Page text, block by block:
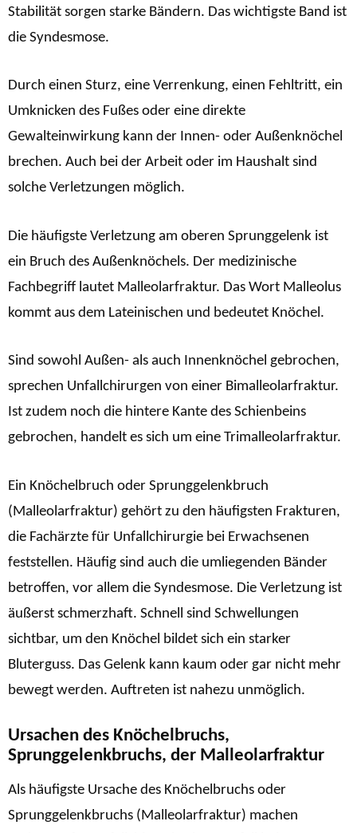
Stabilität sorgen starke Bändern. Das wichtigste Band ist
die Syndesmose.
Durch einen Sturz, eine Verrenkung, einen Fehltritt, ein
Umknicken des Fußes oder eine direkte
Gewalteinwirkung kann der Innen- oder Außenknöchel
brechen. Auch bei der Arbeit oder im Haushalt sind
solche Verletzungen möglich.
Die häufigste Verletzung am oberen Sprunggelenk ist
ein Bruch des Außenknöchels. Der medizinische
Fachbegriff lautet Malleolarfraktur. Das Wort Malleolus
kommt aus dem Lateinischen und bedeutet Knöchel.
Sind sowohl Außen- als auch Innenknöchel gebrochen,
sprechen Unfallchirurgen von einer Bimalleolarfraktur.
Ist zudem noch die hintere Kante des Schienbeins
gebrochen, handelt es sich um eine Trimalleolarfraktur.
Ein Knöchelbruch oder Sprunggelenkbruch
(Malleolarfraktur) gehört zu den häufigsten Frakturen,
die Fachärzte für Unfallchirurgie bei Erwachsenen
feststellen. Häufig sind auch die umliegenden Bänder
betroffen, vor allem die Syndesmose. Die Verletzung ist
äußerst schmerzhaft. Schnell sind Schwellungen
sichtbar, um den Knöchel bildet sich ein starker
Bluterguss. Das Gelenk kann kaum oder gar nicht mehr
bewegt werden. Auftreten ist nahezu unmöglich.
Ursachen des Knöchelbruchs,
Sprunggelenkbruchs, der Malleolarfraktur
Als häufigste Ursache des Knöchelbruchs oder
Sprunggelenkbruchs (Malleolarfraktur) machen